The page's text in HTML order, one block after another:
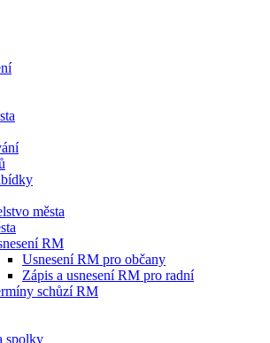
města
RM
Usnesení RM pro občany
Zápis a usnesení RM pro radní
schůzí RM
spolky